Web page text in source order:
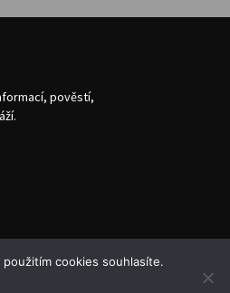
pověstí,
cookies souhlasíte.